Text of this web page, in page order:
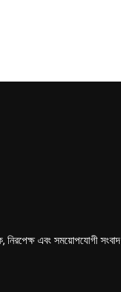
এবং সময়োপযোগী